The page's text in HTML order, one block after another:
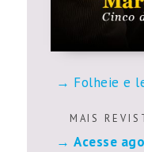
Folheie e
M A I S R E V I S
Acesse